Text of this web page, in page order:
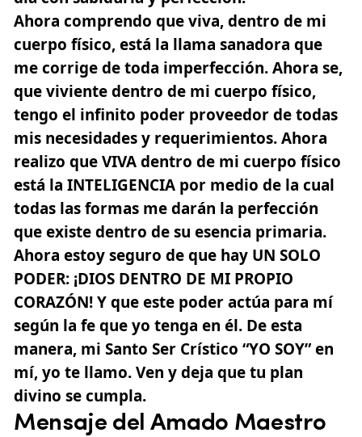
Ahora comprendo que viva, dentro de mi
cuerpo físico, está la llama sanadora que
me corrige de toda imperfección. Ahora se,
que viviente dentro de mi cuerpo físico,
tengo el infinito poder proveedor de todas
mis necesidades y requerimientos. Ahora
realizo que VIVA dentro de mi cuerpo físico
está la INTELIGENCIA por medio de la cual
todas las formas me darán la perfección
que existe dentro de su esencia primaria.
Ahora estoy seguro de que hay UN SOLO
PODER: ¡DIOS DENTRO DE MI PROPIO
CORAZÓN!Y que este poder actúa para mí
según la fe que yo tenga en él. De esta
manera, mi Santo Ser Crístico “YO SOY” en
mí, yo te llamo. Ven y deja que tu plan
divino se cumpla.
Mensaje del Amado Maestro